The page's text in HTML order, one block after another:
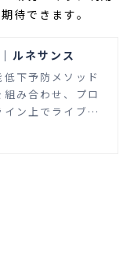
待できます。
ルネサンス
下予防メソッド
組み合わせ、プロ
ン上でライブ配